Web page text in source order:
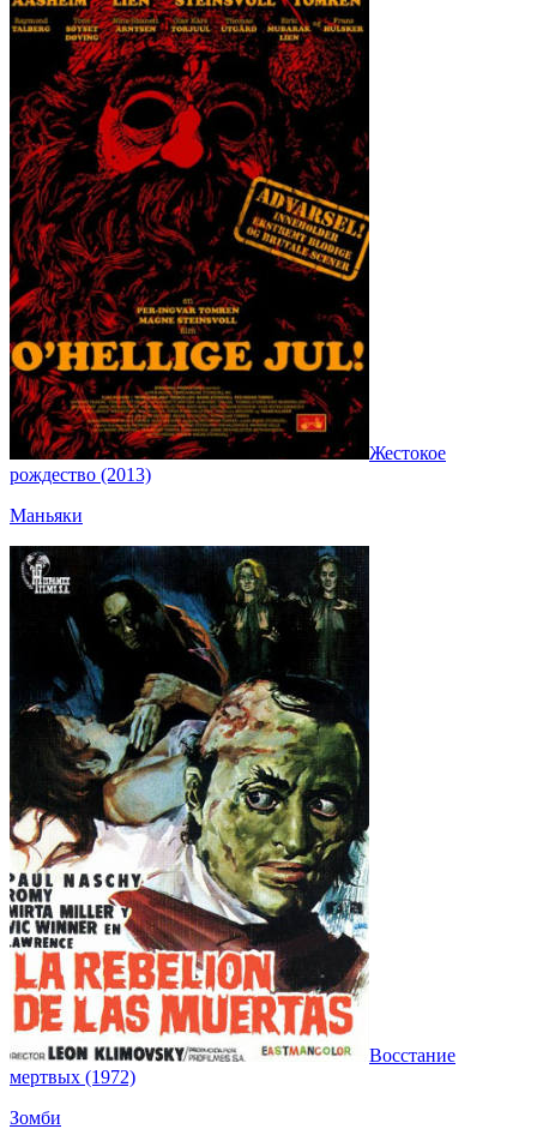
Жестокое
рождество (2013)
Маньяки
Восстание
мертвых (1972)
Зомби